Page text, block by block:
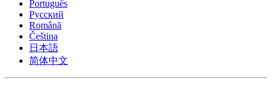
Português
Pусский
Română
Čeština
日本語
简体中文